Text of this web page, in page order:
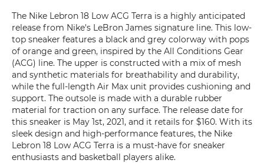
The Nike Lebron 18 Low ACG Terra is a highly anticipated
release from Nike's LeBron James signature line. This low-
top sneaker features a black and grey colorway with pops
of orange and green, inspired by the All Conditions Gear
(ACG) line. The upper is constructed with a mix of mesh
and synthetic materials for breathability and durability,
while the full-length Air Max unit provides cushioning and
support. The outsole is made with a durable rubber
material for traction on any surface. The release date for
this sneaker is May 1st, 2021, and it retails for $160. With its
sleek design and high-performance features, the Nike
Lebron 18 Low ACG Terra is a must-have for sneaker
enthusiasts and basketball players alike.